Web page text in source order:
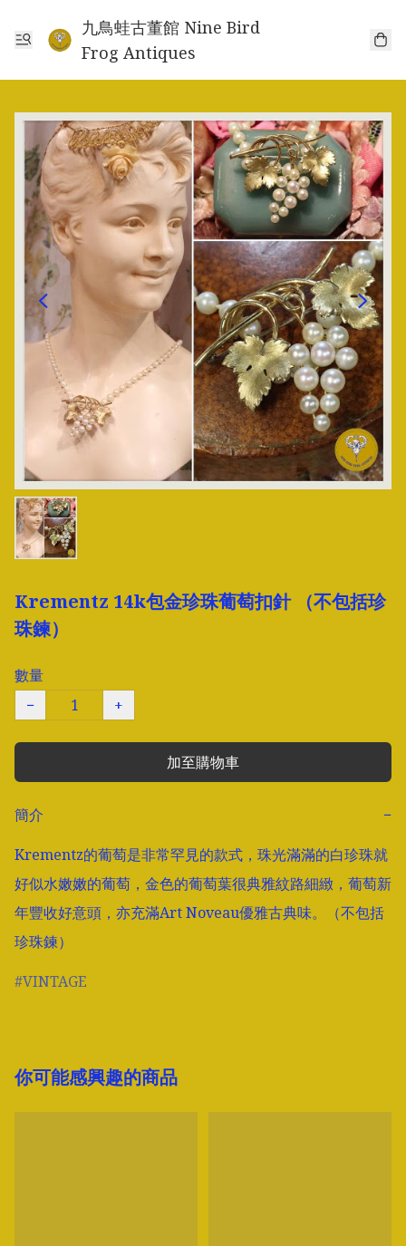
九鳥蛙古董館 Nine Bird
Frog Antiques
Krementz 14k包金珍珠葡萄扣針 （不包括珍
珠鍊）
數量
−
+
加至購物車
簡介
−
Krementz的葡萄是非常罕見的款式，珠光滿滿的白珍珠就
好似水嫩嫩的葡萄，金色的葡萄葉很典雅紋路細緻，葡萄新
年豐收好意頭，亦充滿Art Noveau優雅古典味。（不包括
珍珠鍊）
VINTAGE
你可能感興趣的商品